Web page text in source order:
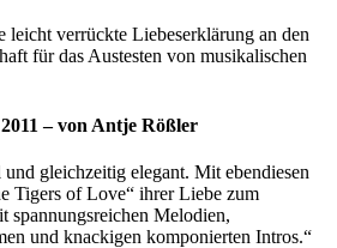
verrückte Liebeserklärung an den
für das Austesten von musikalischen
– von Antje Rößler
gleichzeitig elegant. Mit ebendiesen
Tigers of Love“ ihrer Liebe zum
spannungsreichen Melodien,
und knackigen komponierten Intros.“